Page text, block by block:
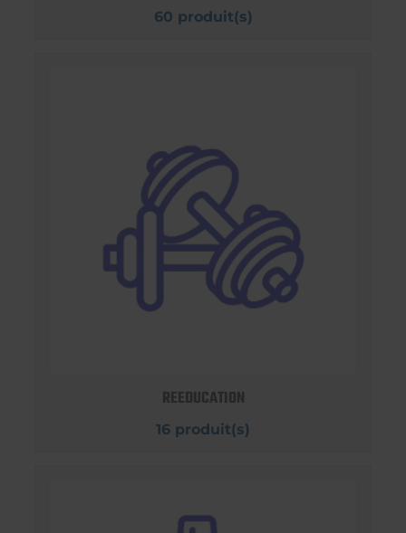
60 produit(s)
REEDUCATION
16 produit(s)